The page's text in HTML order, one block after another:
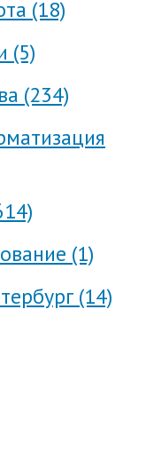
(18)
(5)
(234)
(1)
(14)